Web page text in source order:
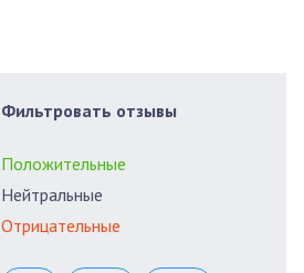
Фильтровать отзывы
Положительные
Нейтральные
Отрицательные